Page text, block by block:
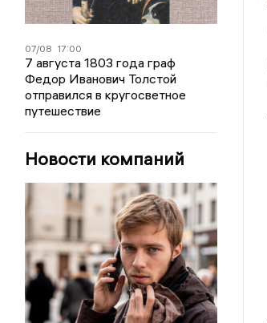
07/08 17:00
7 августа 1803 года граф
Федор Иванович Толстой
отправился в кругосветное
путешествие
Новости компаний